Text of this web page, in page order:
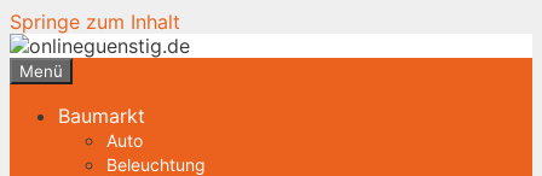
Springe zum Inhalt
Menü
Baumarkt
Auto
Beleuchtung